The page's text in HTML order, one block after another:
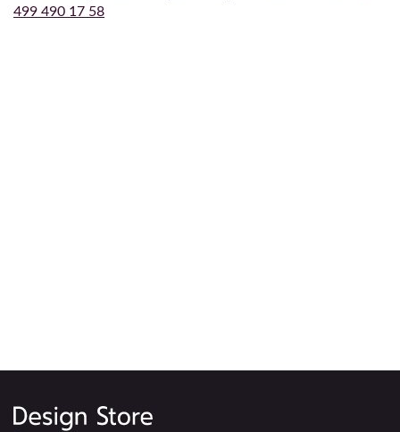
499 490 17 58